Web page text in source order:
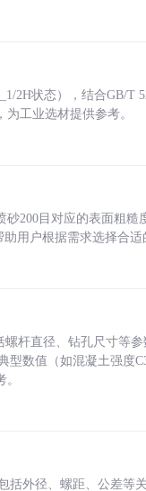
2H状态），结合GB/T
工业选材提供参考。
200目对应的表面粗糙
用户根据需求选择合适
杆直径、钻孔尺寸等
型数值（如混凝土强度
括外径、螺距、公差等